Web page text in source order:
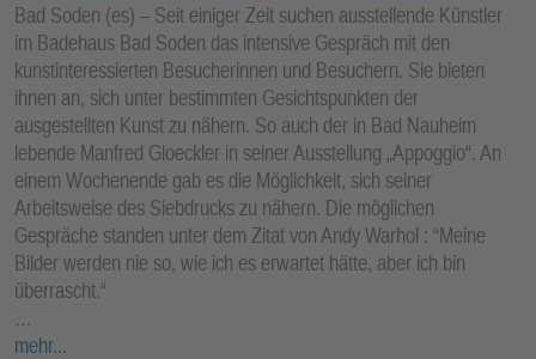
Bad Soden (es) – Seit einiger Zeit suchen ausstellende Künstler
im Badehaus Bad Soden das intensive Gespräch mit den
kunstinteressierten Besucherinnen und Besuchern. Sie bieten
ihnen an, sich unter bestimmten Gesichtspunkten der
ausgestellten Kunst zu nähern. So auch der in Bad Nauheim
lebende Manfred Gloeckler in seiner Ausstellung „Appoggio“. An
einem Wochenende gab es die Möglichkeit, sich seiner
Arbeitsweise des Siebdrucks zu nähern. Die möglichen
Gespräche standen unter dem Zitat von Andy Warhol : “Meine
Bilder werden nie so, wie ich es erwartet hätte, aber ich bin
überrascht.“
…
mehr...